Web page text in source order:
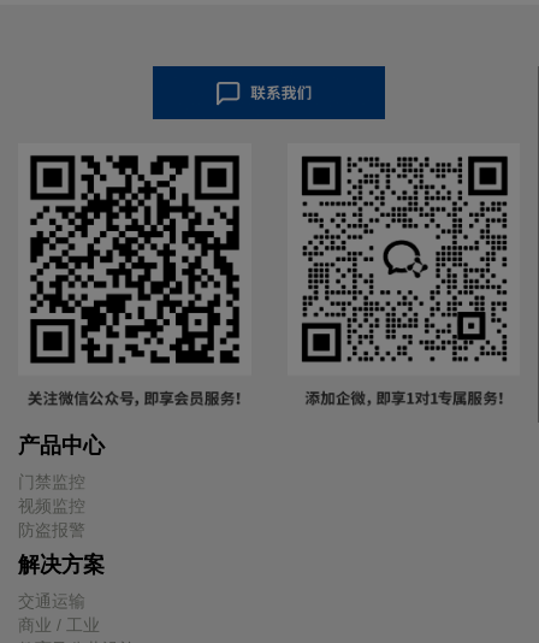
产品中心
门禁监控
视频监控
防盗报警
解决方案
交通运输
商业 / 工业